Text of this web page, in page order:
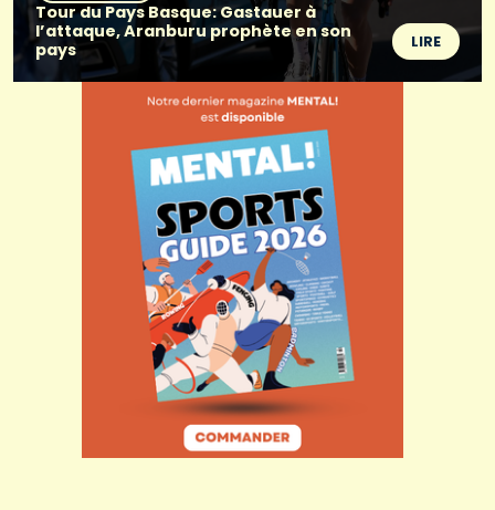
Tour du Pays Basque: Gastauer à
l’attaque, Aranburu prophète en son
pays
LIRE